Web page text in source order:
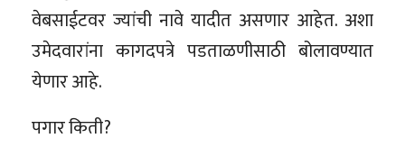
वेबसाईटवर ज्यांची नावे यादीत असणार आहेत. अशा
उमेदवारांना कागदपत्रे पडताळणीसाठी बोलावण्यात
येणार आहे.
पगार किती?